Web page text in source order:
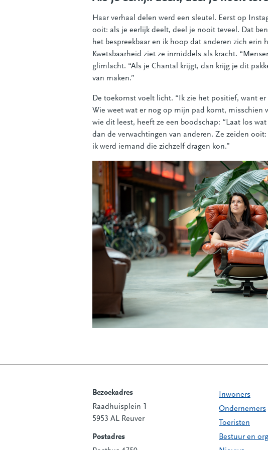
Haar verhaal delen werd een sleutel. Eerst op
ooit: als je eerlijk deelt, deel je nooit teveel. Dat
het bespreekbaar en ik hoop dat anderen zich erin
Kwetsbaarheid ziet ze inmiddels als kracht.
glimlacht. “Als je Chantal krijgt, dan krijg je dit
van maken.”
De toekomst voelt licht. “Ik zie het positief, want
Wie weet wat er nog op mijn pad komt, misschien
wie dit leest, heeft ze een boodschap: “Laat los
dan de verwachtingen van anderen. Ze zeiden
ik werd iemand die zichzelf dragen kon.”
Contactinformatie
Bezoekadres
Raadhuisplein 1
5953 AL Reuver
Postadres
Inwoners
Ondernemers
Toeristen
Bestuur en